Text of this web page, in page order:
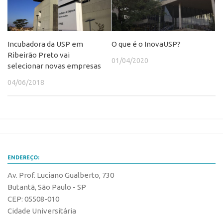
Incubadora da USP em
Ribeirão Preto vai
selecionar novas empresas
04/06/2018
O que é o InovaUSP?
01/04/2020
ENDEREÇO:
Av. Prof. Luciano Gualberto, 730
Butantã, São Paulo - SP
CEP: 05508-010
Cidade Universitária